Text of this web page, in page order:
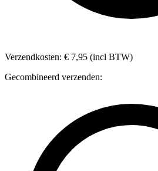
Verzendkosten: € 7,95 (incl BTW)
Gecombineerd verzenden: